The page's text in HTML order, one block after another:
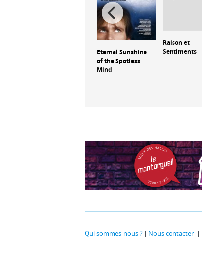
Eternal Sunshine
of the Spotless
Mind
Raison et
Sentiments
Qui sommes-nous ? Nous contacter